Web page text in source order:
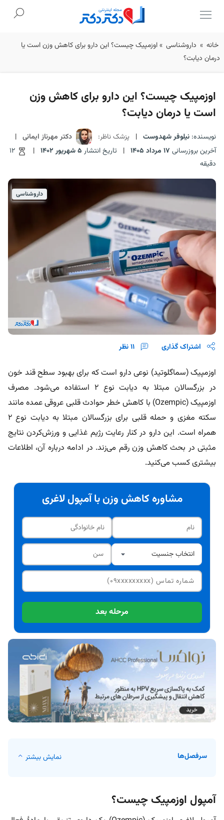
Skip
to
خانه » داروشناسی »اوزمپیک چیست؟ این دارو برای کاهش وزن است یا
درمان‌ دیابت؟
اوزمپیک چیست؟ این دارو برای کاهش وزن
است یا درمان‌ دیابت؟
نویسنده: نیلوفر شهدوست | پزشک ناظر: دکتر مهرناز ایمانی |
آخرین بروزرسانی 17 مرداد 1405 | تاریخ انتشار 5 شهریور 1402 |
12
دقیقه
داروشناسی
اشتراک گذاری 11نظر
اوزمپیک (سماگلوتید) نوعی دارو است که برای بهبود سطح قند خون
در بزرگسالان مبتلا به دیابت نوع ۲ استفاده می‌شود. مصرف
اوزمپیک (Ozempic) با کاهش خطر حوادث قلبی عروقی عمده مانند
سکته مغزی و حمله قلبی برای بزرگسالان مبتلا به دیابت نوع ۲
همراه است. این دارو در کنار رعایت رژیم غذایی و ورزش‌کردن نتایج
مثبتی در بحث کاهش وزن رقم می‌زند. در ادامه درباره آن، اطلاعات
بیشتری کسب می‌کنید.
مشاوره کاهش وزن با آمپول لاغری
مرحله بعد
سرفصل‌ها نمایش بیشتر
آمپول اوزمپیک چیست؟